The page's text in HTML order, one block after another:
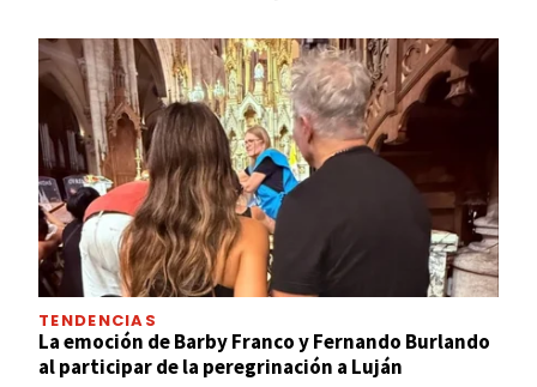
TENDENCIAS
La emoción de Barby Franco y Fernando Burlando
al participar de la peregrinación a Luján